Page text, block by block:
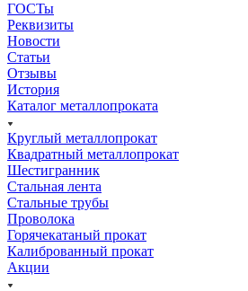
ГОСТы
Реквизиты
Новости
Статьи
Отзывы
История
Каталог металлопроката
Круглый металлопрокат
Квадратный металлопрокат
Шестигранник
Стальная лента
Стальные трубы
Проволока
Горячекатаный прокат
Калиброванный прокат
Акции